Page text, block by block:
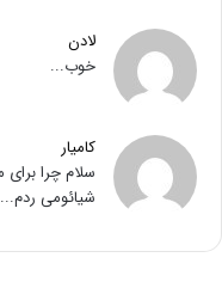
لادن
خوب...
کامیار
شیائومی ردم...